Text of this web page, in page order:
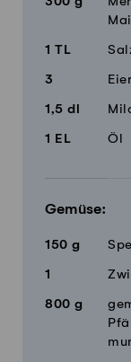
1 TL
3 Eier
1,5 dl
1 EL Öl
Gemüse:
150 g
1
800 g